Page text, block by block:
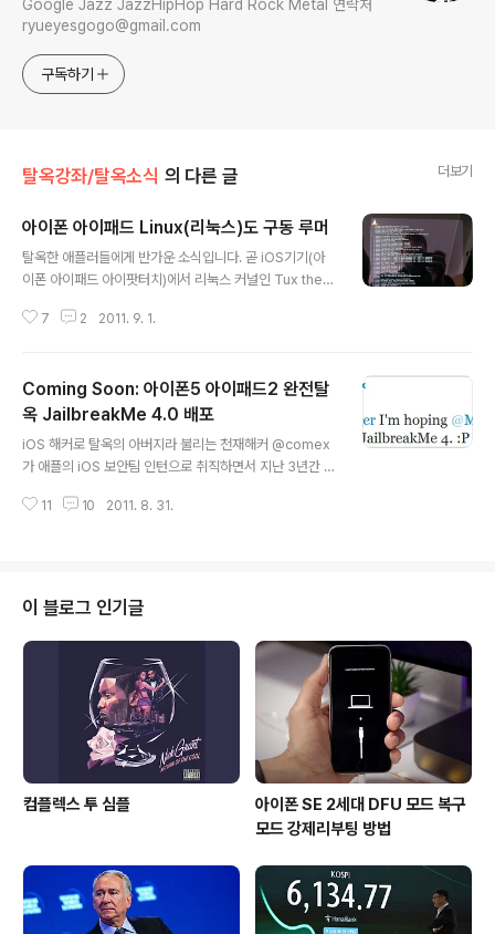
Google Jazz JazzHipHop Hard Rock Metal 연락처
ryueyesgogo@gmail.com
구독하기
탈옥강좌/탈옥소식 의 다른 글 더보기
아이폰 아이패드 Linux(리눅스)도 구동 루머
탈옥한 애플러들에게 반가운 소식입니다. 곧 iOS기기(아
이폰 아이패드 아이팟터치)에서 리눅스 커널인 Tux the p
플의 A4 프로세서에 기반한 Linux OS를 구동하는 소스
폰5는 A5 프로세서를 탑재하기 때문에 지원하지 않습니
다. 구동방식은 HP TouchPad가 웹OS와 안드로이드 C
yanogenMod7 으로 듀얼부팅[바로가기] 하는 것처럼, i
OS와 리눅스 듀얼부팅을 지원할 것으로 보이며 터치를 지
니다. ▲ T.B의 SNS 이야기 블로그의 모든 글은 저작권법
7 2 2011. 9. 1.
Coming Soon: 아이폰5 아이패드2 완전탈
옥 JailbreakMe 4.0 배포
iOS 해커로 탈옥의 아버지라 불리는 천재해커 @comex
가 애플의 iOS 보안팀 인턴으로 취직하면서 지난 3년간 애
질 것이라는 우려 가운데, iOS 해커팀 Dev-Team의 일
이" 캐릭터입니다. 이 프로필은 @comex가 애플에 취직
하여 iOS의 소스를 통째로 오픈시키는것은 아니냐는 추측
의 근거가 되기도했습니다. "이제 20살이 되고 자신의 미
래를 대비해야하기 때문에 애플에 취직했다."고 밝혔던 @
comex는 인턴입사 직후 가진 또 다른 인터뷰에서 "막상
11 10 2011. 8. 31.
이 블로그 인기글
컴플렉스 투 심플
아이폰 SE 2세대 DFU 모드 복구
모드 강제리부팅 방법